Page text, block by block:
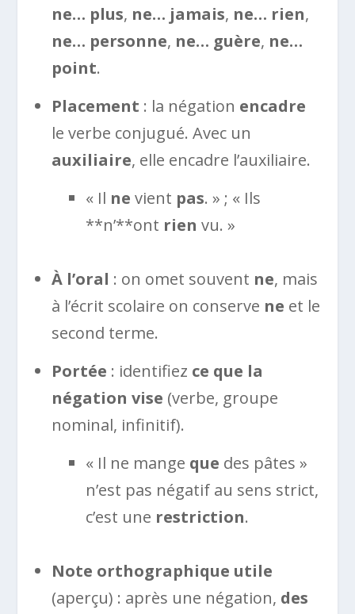
ne… plus, ne… jamais, ne… rien,
ne… personne, ne… guère, ne…
point.
Placement : la négation encadre
le verbe conjugué. Avec un
auxiliaire, elle encadre l’auxiliaire.
« Il ne vient pas. » ; « Ils
**n’**ont rien vu. »
À l’oral : on omet souvent ne, mais
à l’écrit scolaire on conserve ne et le
second terme.
Portée : identifiez ce que la
négation vise (verbe, groupe
nominal, infinitif).
« Il ne mange que des pâtes »
n’est pas négatif au sens strict,
c’est une restriction.
Note orthographique utile
(aperçu) : après une négation, des